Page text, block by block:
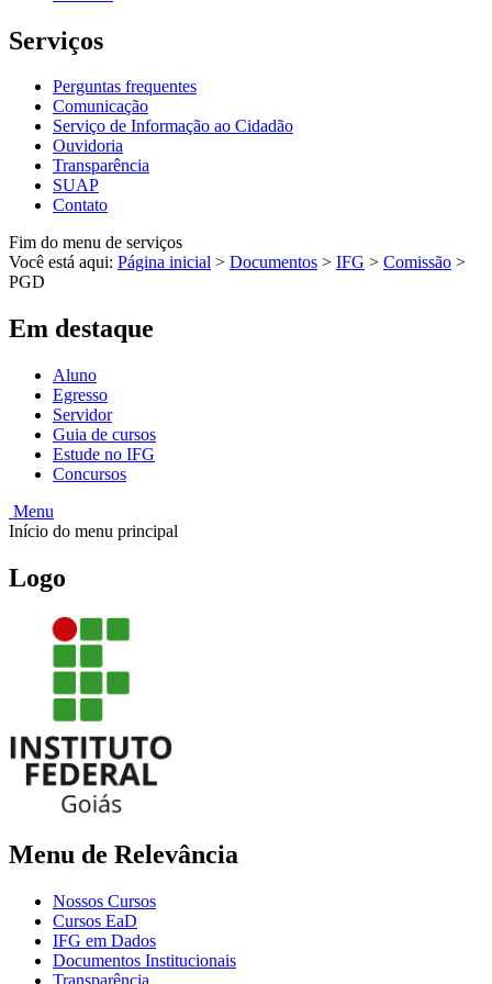
Serviços
Perguntas frequentes
Comunicação
Serviço de Informação ao Cidadão
Ouvidoria
Transparência
SUAP
Contato
Fim do menu de serviços
Você está aqui: Página inicial > Documentos > IFG > Comissão >
PGD
Em destaque
Aluno
Egresso
Servidor
Guia de cursos
Estude no IFG
Concursos
Menu
Início do menu principal
Logo
Menu de Relevância
Nossos Cursos
Cursos EaD
IFG em Dados
Documentos Institucionais